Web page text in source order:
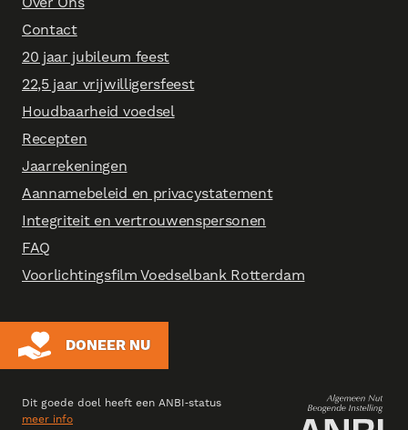
Contact
20 jaar jubileum feest
22,5 jaar vrijwilligersfeest
Houdbaarheid voedsel
Recepten
Jaarrekeningen
Aannamebeleid en privacystatement
Integriteit en vertrouwenspersonen
FAQ
Voorlichtingsfilm Voedselbank Rotterdam
DONEER NU
Dit goede doel heeft een ANBI‑status
meer info